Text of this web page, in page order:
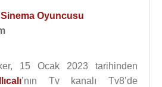
Sinema Oyuncusu
15 Ocak 2023 tarihinden
’nın Tv kanalı Tv8’de